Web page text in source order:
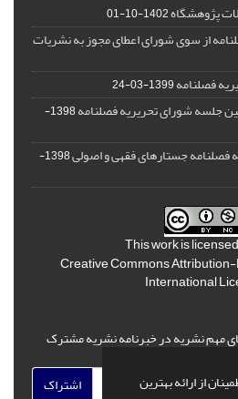
از ارائه بهترین
پژوهشگاه1402-10-01
از سوی شورای اعطای مجوز به نشریات
فصلنامه1399-03-24
جلسه شورای تحریریه فصلنامه
1398-
فصلنامه جستارهای فقهی و اصولی
1398-
This work is
Creative Commons
International
مهم نشریه در خبرنامه نشریه مشترک
اشتراک